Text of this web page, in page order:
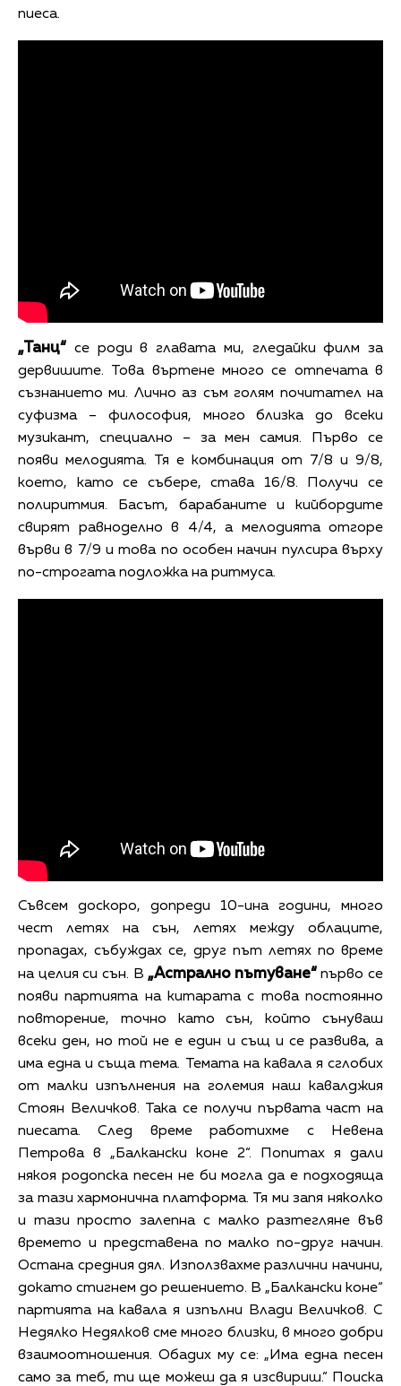
пиеса.
„Танц“ се роди в главата ми, гледайки филм за
дервишите. Това въртене много се отпечата в
съзнанието ми. Лично аз съм голям почитател на
суфизма – философия, много близка до всеки
музикант, специално – за мен самия. Първо се
появи мелодията. Тя е комбинация от 7/8 и 9/8,
което, като се събере, става 16/8. Получи се
полиритмия. Басът, барабаните и кийбордите
свирят равноделно в 4/4, а мелодията отгоре
върви в 7/9 и това по особен начин пулсира върху
по-строгата подложка на ритмуса.
Съвсем доскоро, допреди 10-ина години, много
чест летях на сън, летях между облаците,
пропадах, събуждах се, друг път летях по време
на целия си сън. В„Астрално пътуване“първо се
появи партията на китарата с това постоянно
повторение, точно като сън, който сънуваш
всеки ден, но той не е един и същ и се развива, а
има една и съща тема. Темата на кавала я сглобих
от малки изпълнения на големия наш кавалджия
Стоян Величков. Така се получи първата част на
пиесата. След време работихме с Невена
Петрова в „Балкански коне 2“. Попитах я дали
някоя родопска песен не би могла да е подходяща
за тази хармонична платформа. Тя ми запя няколко
и тази просто залепна с малко разтегляне във
времето и представена по малко по-друг начин.
Остана средния дял. Използвахме различни начини,
докато стигнем до решението. В „Балкански коне“
партията на кавала я изпълни Влади Величков. С
Недялко Недялков сме много близки, в много добри
взаимоотношения. Обадих му се: „Има една песен
само за теб, ти ще можеш да я изсвириш.“ Поиска